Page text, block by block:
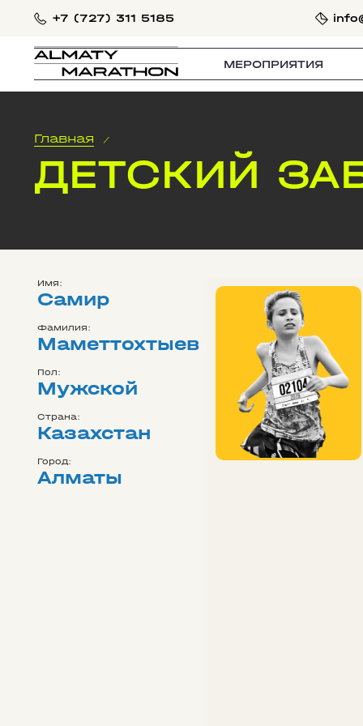
+7 (727) 311 5185
МЕРОПРИЯТИЯ
Главная /
ДЕТСКИЙ
Имя:
Самир
Фамилия:
Маметтохтыев
Пол:
Мужской
Страна:
Казахстан
Город:
Алматы